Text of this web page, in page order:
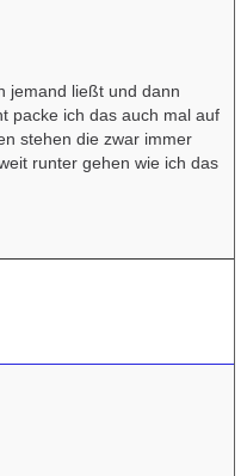
jemand ließt und dann
packe ich das auch mal auf
stehen die zwar immer
runter gehen wie ich das